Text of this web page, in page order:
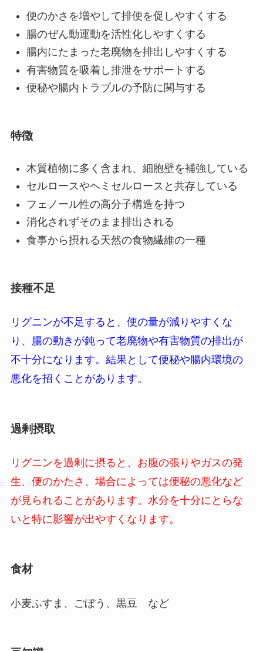
便のかさを増やして排便を促しやすくする
腸のぜん動運動を活性化しやすくする
腸内にたまった老廃物を排出しやすくする
有害物質を吸着し排泄をサポートする
便秘や腸内トラブルの予防に関与する
特徴
木質植物に多く含まれ、細胞壁を補強している
セルロースやヘミセルロースと共存している
フェノール性の高分子構造を持つ
消化されずそのまま排出される
食事から摂れる天然の食物繊維の一種
接種不足
リグニンが不足すると、便の量が減りやすくな
り、腸の動きが鈍って老廃物や有害物質の排出が
不十分になります。結果として便秘や腸内環境の
悪化を招くことがあります。
過剰摂取
リグニンを過剰に摂ると、お腹の張りやガスの発
生、便のかたさ、場合によっては便秘の悪化など
が見られることがあります。水分を十分にとらな
いと特に影響が出やすくなります。
食材
小麦ふすま、ごぼう、黒豆 など